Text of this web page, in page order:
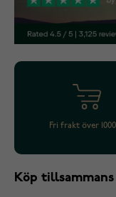
Fri frakt över
Köp tillsammans